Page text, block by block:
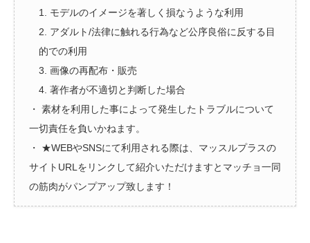
1. モデルのイメージを著しく損なうような利用
2. アダルト/法律に触れる行為など公序良俗に反する目
的での利用
3. 画像の再配布・販売
4. 著作者が不適切と判断した場合
・ 素材を利用した事によって発生したトラブルについて
一切責任を負いかねます。
・ ★WEBやSNSにて利用される際は、マッスルプラスの
サイトURLをリンクして紹介いただけますとマッチョ一同
の筋肉がパンプアップ致します！